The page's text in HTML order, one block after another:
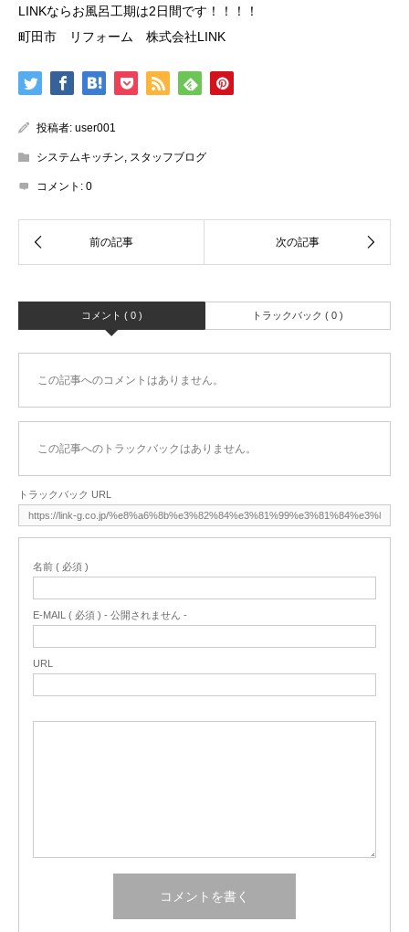
LINKならお風呂工期は2日間です！！！！
町田市 リフォーム 株式会社LINK
投稿者: user001
システムキッチン, スタッフブログ
コメント: 0
コメント ( 0 ) トラックバック ( 0 )
この記事へのコメントはありません。
この記事へのトラックバックはありません。
トラックバック URL
名前 ( 必須 )
E-MAIL ( 必須 ) - 公開されません -
URL